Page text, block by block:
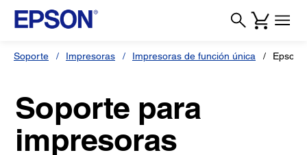
Soporte Impresoras Impresoras de función única Epson
Soporte para
impresoras